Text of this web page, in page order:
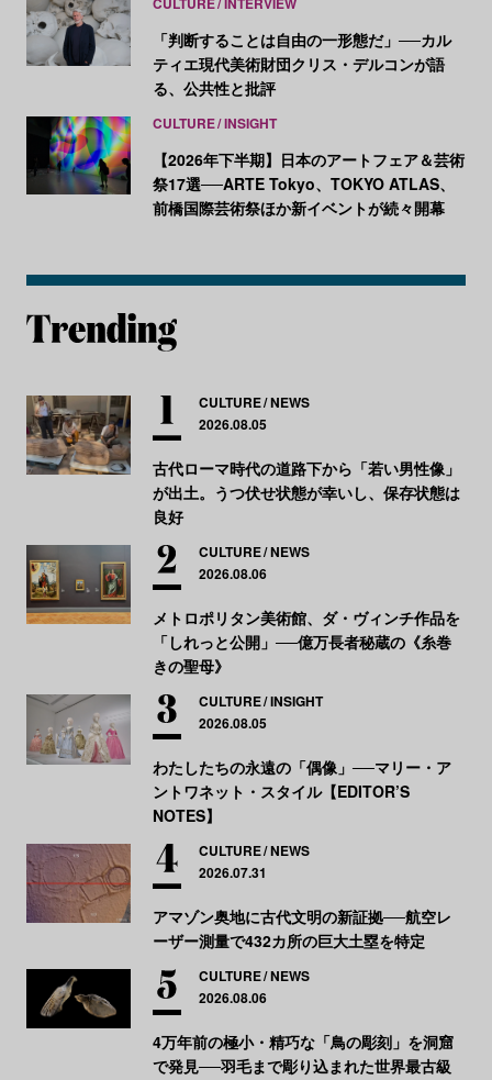
「判断することは自由の一形態だ」──カル
ティエ現代美術財団クリス・デルコンが語
る、公共性と批評
CULTURE INSIGHT
【2026年下半期】日本のアートフェア＆芸術
祭17選──ARTE Tokyo、TOKYO ATLAS、
前橋国際芸術祭ほか新イベントが続々開幕
CULTURE NEWS
2026.08.05
古代ローマ時代の道路下から「若い男性像」
が出土。うつ伏せ状態が幸いし、保存状態は
良好
CULTURE NEWS
2026.08.06
メトロポリタン美術館、ダ・ヴィンチ作品を
「しれっと公開」──億万長者秘蔵の《糸巻
きの聖母》
CULTURE INSIGHT
2026.08.05
わたしたちの永遠の「偶像」──マリー・ア
ントワネット・スタイル【EDITOR’S
NOTES】
CULTURE NEWS
2026.07.31
アマゾン奥地に古代文明の新証拠──航空レ
ーザー測量で432カ所の巨大土塁を特定
CULTURE NEWS
2026.08.06
4万年前の極小・精巧な「鳥の彫刻」を洞窟
で発見──羽毛まで彫り込まれた世界最古級